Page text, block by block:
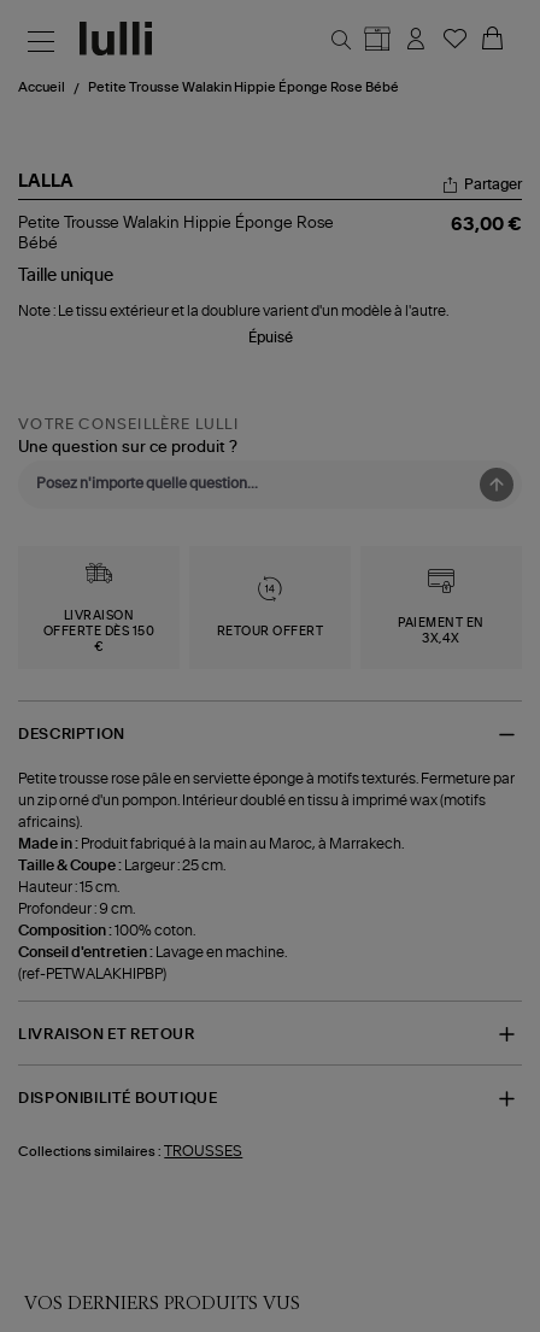
Accueil Petite Trousse Walakin Hippie Éponge Rose Bébé
LALLA
Petite
Trousse
Hippie
Rose
Partager
Petite Trousse Walakin Hippie Éponge Rose
Bébé
63,00 €
Taille unique
Note : Le tissu extérieur et la doublure varient d'un modèle à l'autre.
Épuisé
VOTRE CONSEILLÈRE LULLI
Une question sur ce produit ?
LIVRAISON
OFFERTE DÈS 150
€
RETOUR OFFERT
PAIEMENT EN
3X,4X
DESCRIPTION
Petite trousse rose pâle en serviette éponge à motifs texturés. Fermeture par
un zip orné d'un pompon. Intérieur doublé en tissu à imprimé wax (motifs
africains).
Made in : Produit fabriqué à la main au Maroc, à Marrakech.
Taille & Coupe :
Largeur : 25 cm.
Hauteur : 15 cm.
Profondeur : 9 cm.
Composition :100% coton.
Conseil d'entretien :
Lavage en machine.
(ref-PETWALAKHIPBP)
LIVRAISON ET RETOUR
DISPONIBILITÉ BOUTIQUE
Collections similaires : TROUSSES
VOS DERNIERS PRODUITS VUS